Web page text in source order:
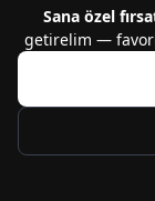
KvKK Politikası
Telif
Sana özel
getirelim —